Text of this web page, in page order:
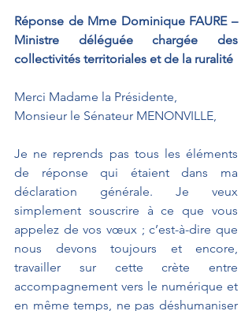
Réponse de Mme Dominique FAURE –
Ministre déléguée chargée des
collectivités territoriales et de la ruralité
Merci Madame la Présidente,
Monsieur le Sénateur MENONVILLE,
Je ne reprends pas tous les éléments
de réponse qui étaient dans ma
déclaration générale. Je veux
simplement souscrire à ce que vous
appelez de vos vœux ; c’est-à-dire que
nous devons toujours et encore,
travailler sur cette crète entre
accompagnement vers le numérique et
en même temps, ne pas déshumaniser